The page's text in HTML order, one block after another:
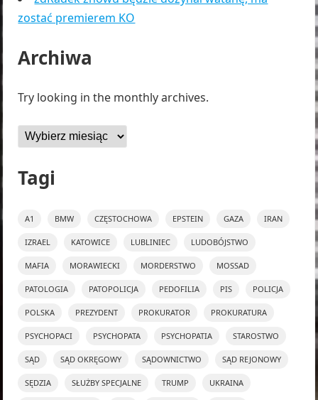
zostać premierem KO
Archiwa
Try looking in the monthly archives.
Archiwa
Tagi
A1 BMW CZĘSTOCHOWA EPSTEIN GAZA IRAN
IZRAEL KATOWICE LUBLINIEC LUDOBÓJSTWO
MAFIA MORAWIECKI MORDERSTWO MOSSAD
PATOLOGIA PATOPOLICJA PEDOFILIA PIS POLICJA
POLSKA PREZYDENT PROKURATOR PROKURATURA
PSYCHOPACI PSYCHOPATA PSYCHOPATIA STAROSTWO
SĄD SĄD OKRĘGOWY SĄDOWNICTWO SĄD REJONOWY
SĘDZIA SŁUŻBY SPECJALNE TRUMP UKRAINA